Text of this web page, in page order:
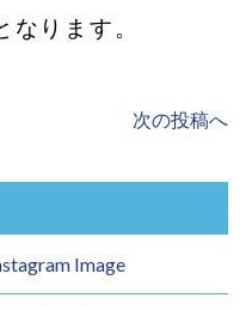
ります。
次の投稿へ
Image